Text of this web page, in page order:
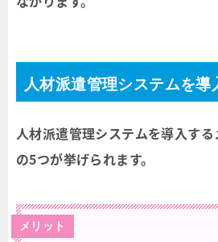
人材派遣管理システムを導
人材派遣管理システムを導入す
の5つが挙げられます。
メリット